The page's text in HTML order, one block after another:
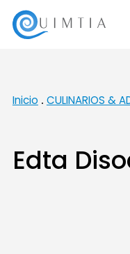
Inicio CULINARIOS &
Edta